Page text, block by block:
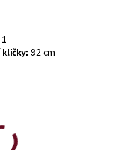
92 cm